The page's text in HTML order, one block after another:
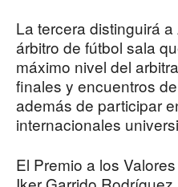
La tercera distinguirá
árbitro de fútbol sala
máximo nivel del
finales y encuentros
además de participar
internacionales
El Premio a los